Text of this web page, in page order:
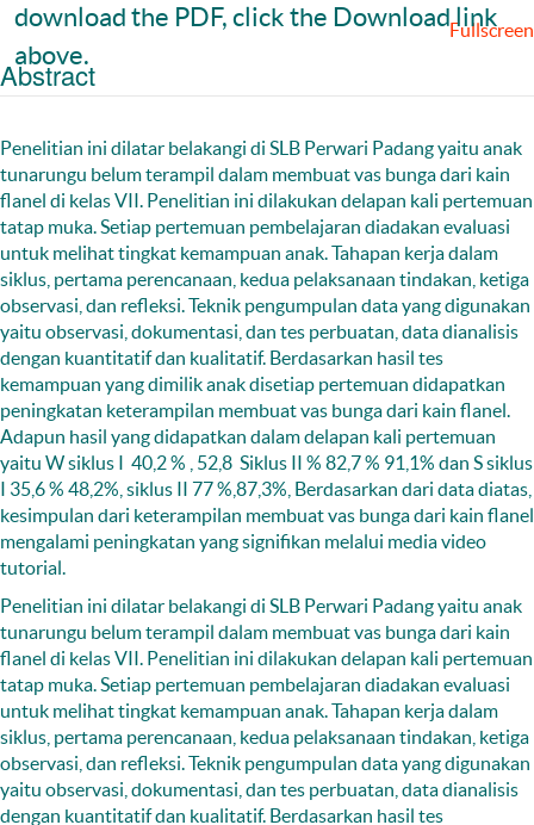
download the PDF, click the Download link
above.
Fullscreen
Abstract
Penelitian ini dilatar belakangi di SLB Perwari Padang yaitu anak
tunarungu belum terampil dalam membuat vas bunga dari kain
flanel di kelas VII. Penelitian ini dilakukan delapan kali pertemuan
tatap muka. Setiap pertemuan pembelajaran diadakan evaluasi
untuk melihat tingkat kemampuan anak. Tahapan kerja dalam
siklus, pertama perencanaan, kedua pelaksanaan tindakan, ketiga
observasi, dan refleksi. Teknik pengumpulan data yang digunakan
yaitu observasi, dokumentasi, dan tes perbuatan, data dianalisis
dengan kuantitatif dan kualitatif. Berdasarkan hasil tes
kemampuan yang dimilik anak disetiap pertemuan didapatkan
peningkatan keterampilan membuat vas bunga dari kain flanel.
Adapun hasil yang didapatkan dalam delapan kali pertemuan
yaitu W siklus I 40,2 % , 52,8 Siklus II % 82,7 % 91,1% dan S siklus
I 35,6 % 48,2%, siklus II 77 %,87,3%, Berdasarkan dari data diatas,
kesimpulan dari keterampilan membuat vas bunga dari kain flanel
mengalami peningkatan yang signifikan melalui media video
tutorial.
Penelitian ini dilatar belakangi di SLB Perwari Padang yaitu anak
tunarungu belum terampil dalam membuat vas bunga dari kain
flanel di kelas VII. Penelitian ini dilakukan delapan kali pertemuan
tatap muka. Setiap pertemuan pembelajaran diadakan evaluasi
untuk melihat tingkat kemampuan anak. Tahapan kerja dalam
siklus, pertama perencanaan, kedua pelaksanaan tindakan, ketiga
observasi, dan refleksi. Teknik pengumpulan data yang digunakan
yaitu observasi, dokumentasi, dan tes perbuatan, data dianalisis
dengan kuantitatif dan kualitatif. Berdasarkan hasil tes